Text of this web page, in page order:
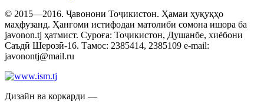
© 2015—2016. Ҷавонони Тоҷикистон. Ҳамаи ҳуқуқҳо
маҳфузанд. Ҳангоми истифодаи матолиби сомона ишора ба
javonon.tj ҳатмист. Суроға: Тоҷикистон, Душанбе, хиёбони
Саъдӣ Шерозӣ-16. Тамос: 2385414, 2385109 e-mail:
javonontj@mail.ru
Дизайн ва коркарди —